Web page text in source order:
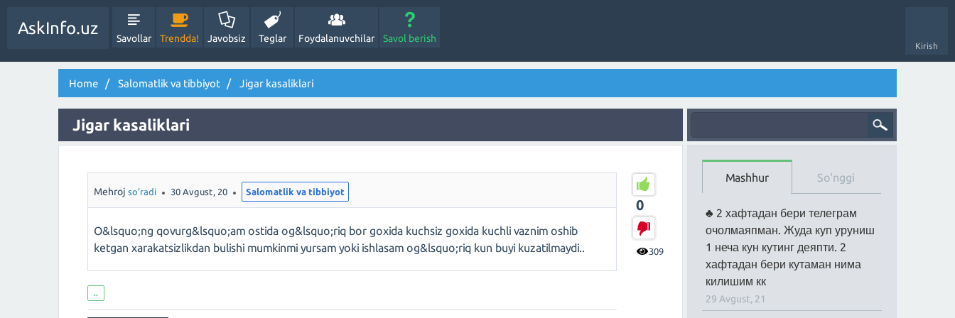
Kirish
AskInfo.uz
Savollar Trendda! Javobsiz Teglar Foydalanuvchilar Savol berish
Home Salomatlik va tibbiyot Jigar kasaliklari
Jigar kasaliklari
0
309
Mehroj so'radi 30 Avgust, 20 Salomatlik va tibbiyot
O&lsquo;ng qovurg&lsquo;am ostida og&lsquo;riq bor goxida kuchsiz goxida kuchli vaznim oshib
ketgan xarakatsizlikdan bulishi mumkinmi yursam yoki ishlasam og&lsquo;riq kun buyi kuzatilmaydi..
..
Mashhur So'nggi
2 хафтадан бери телеграм
очолмаяпман. Жуда куп уруниш
1 неча кун кутинг деяпти. 2
хафтадан бери кутаман нима
килишим кк
29 Avgust, 21